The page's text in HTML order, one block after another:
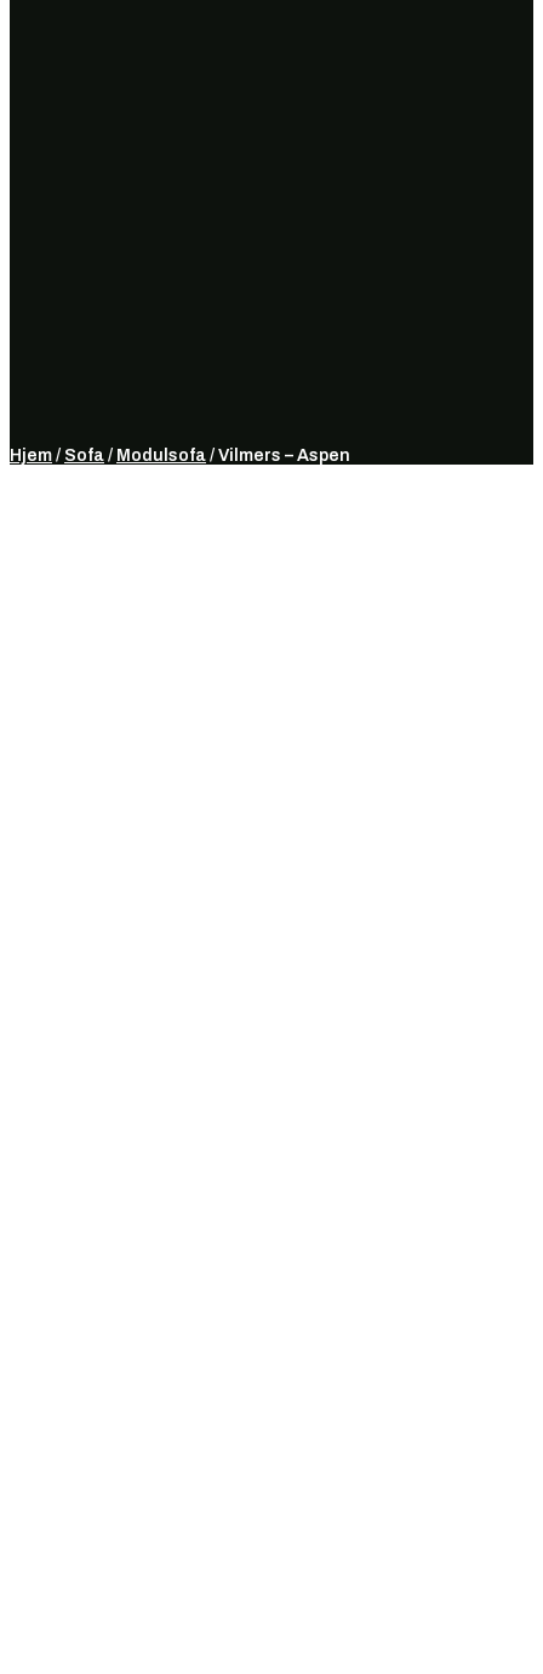
Hjem / Sofa / Modulsofa / Vilmers – Aspen